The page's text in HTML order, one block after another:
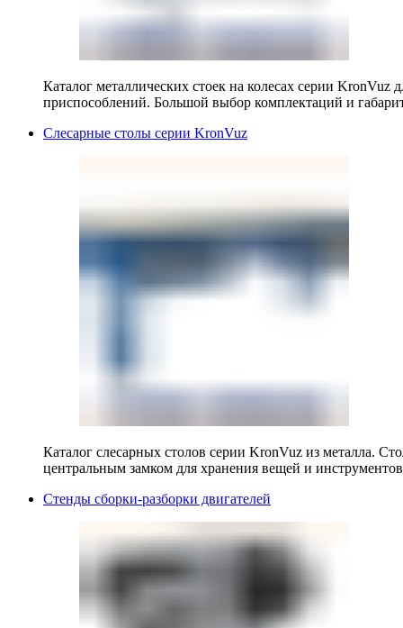
Каталог металлических стоек на колесах серии KronVuz
приспособлений. Большой выбор комплектаций и
Слесарные столы серии KronVuz
Каталог слесарных столов серии KronVuz из металла.
центральным замком для хранения вещей и
Стенды сборки-разборки двигателей